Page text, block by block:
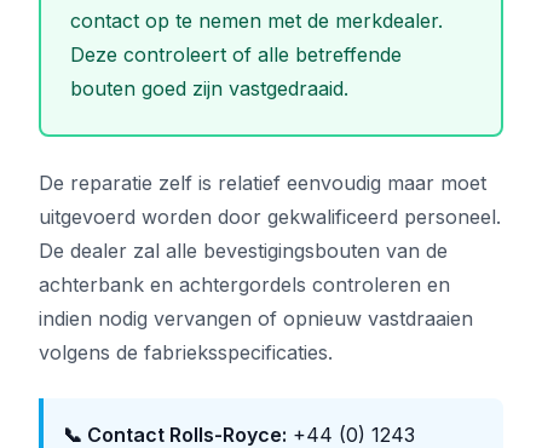
contact op te nemen met de merkdealer.
Deze controleert of alle betreffende
bouten goed zijn vastgedraaid.
De reparatie zelf is relatief eenvoudig maar moet
uitgevoerd worden door gekwalificeerd personeel.
De dealer zal alle bevestigingsbouten van de
achterbank en achtergordels controleren en
indien nodig vervangen of opnieuw vastdraaien
volgens de fabrieksspecificaties.
📞 Contact Rolls-Royce: +44 (0) 1243